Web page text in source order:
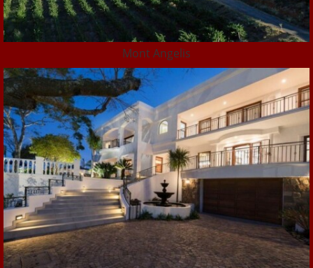
Mont Angelis